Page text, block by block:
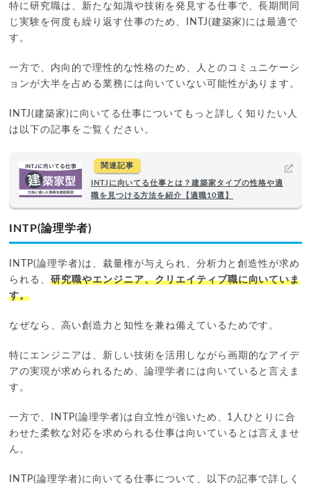
特に研究職は、新たな知識や技術を発見する仕事で、長期間同
じ実験を何度も繰り返す仕事のため、INTJ(建築家)には最適で
す。
一方で、内向的で理性的な性格のため、人とのコミュニケーシ
ョンが大半を占める業務には向いていない可能性があります。
INTJ(建築家)に向いてる仕事についてもっと詳しく知りたい人
は以下の記事をご覧ください。
関連記事
INTJに向いてる仕事とは？建築家タイプの性格や適
職を見つける方法を紹介【適職10選】
INTP(論理学者)
INTP(論理学者)は、裁量権が与えられ、分析力と創造性が求め
られる、研究職やエンジニア、クリエイティブ職に向いていま
す。
なぜなら、高い創造力と知性を兼ね備えているためです。
特にエンジニアは、新しい技術を活用しながら画期的なアイデ
アの実現が求められるため、論理学者には向いていると言えま
す。
一方で、INTP(論理学者)は自立性が強いため、1人ひとりに合
わせた柔軟な対応を求められる仕事は向いているとは言えませ
ん。
INTP(論理学者)に向いてる仕事について、以下の記事で詳しく